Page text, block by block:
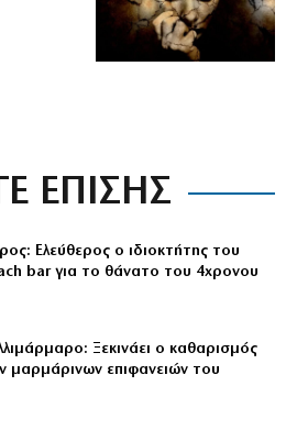
ΕΠΙΣΗΣ
Ελεύθερος ο ιδιοκτήτης του
bar για το θάνατο του 4χρονου
Ξεκινάει ο καθαρισμός
μαρμάρινων επιφανειών του